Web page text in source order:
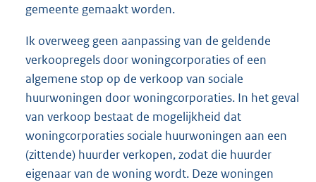
gemeente gemaakt worden.
Ik overweeg geen aanpassing van de geldende
verkoopregels door woningcorporaties of een
algemene stop op de verkoop van sociale
huurwoningen door woningcorporaties. In het geval
van verkoop bestaat de mogelijkheid dat
woningcorporaties sociale huurwoningen aan een
(zittende) huurder verkopen, zodat die huurder
eigenaar van de woning wordt. Deze woningen